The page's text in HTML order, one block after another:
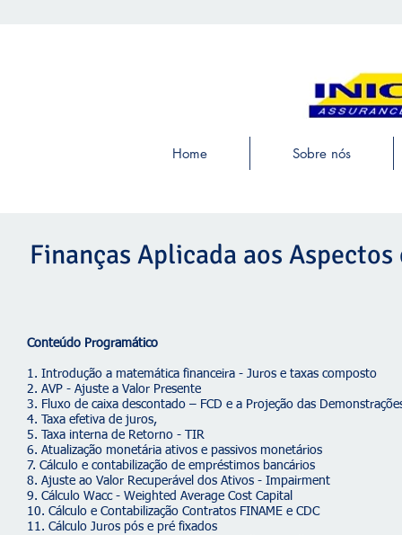
Home Sobre nós
Finanças Aplicada aos Aspectos
Conteúdo Programático
1. Introdução a matemática financeira - Juros e taxas composto
2. AVP - Ajuste a Valor Presente
3. Fluxo de caixa descontado – FCD e a Projeção das
4. Taxa efetiva de juros,
5. Taxa interna de Retorno - TIR
6. Atualização monetária ativos e passivos monetários
7. Cálculo e contabilização de empréstimos bancários
8. Ajuste ao Valor Recuperável dos Ativos - Impairment
9. Cálculo Wacc - Weighted Average Cost Capital
10. Cálculo e Contabilização Contratos FINAME e CDC
11. Cálculo Juros pós e pré fixados